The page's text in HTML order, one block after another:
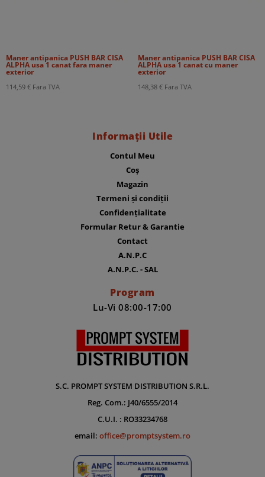
Maner antipanica PUSH BAR CISA
ALPHA usa 1 canat fara maner
exterior
114,59 € Fara TVA
Maner antipanica PUSH BAR CISA
ALPHA usa 1 canat cu maner
exterior
148,38 € Fara TVA
Informații Utile
Contul Meu
Coș
Magazin
Termeni și condiții
Confidențialitate
Formular Retur & Garantie
Contact
A.N.P.C
A.N.P.C. - SAL
Program
Lu-Vi 08:00-17:00
S.C. PROMPT SYSTEM DISTRIBUTION S.R.L.
Reg. Com.: J40/6555/2014
C.U.I. : RO33234768
email: office@promptsystem.ro